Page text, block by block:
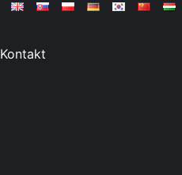
Kontakt